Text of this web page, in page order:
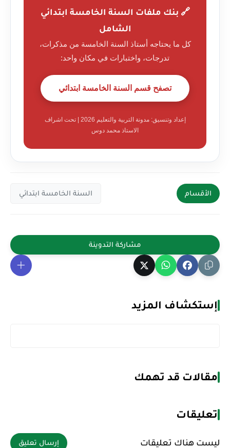
🔗 بنك ملفات السنة الخامسة ابتدائي
الشامل
كل ما يحتاجه أستاذ السنة الخامسة من مذكرات،
تدرجات، واختبارات في مكان واحد:
تصفح قسم السنة الخامسة ابتدائي
إعداد وتنسيق: مدونة التربية والتعليم 2026 | تحت اشراف
الاستاذ محمد دوس
الأقسام السنة الخامسة ابتدائي
إستكشاف المزيد
مقالات قد تهمك
تعليقات
ليست هناك تعليقات إرسال تعليق